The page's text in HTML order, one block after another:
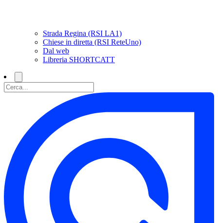
Strada Regina (RSI LA1)
Chiese in diretta (RSI ReteUno)
Dal web
Libreria SHORTCATT